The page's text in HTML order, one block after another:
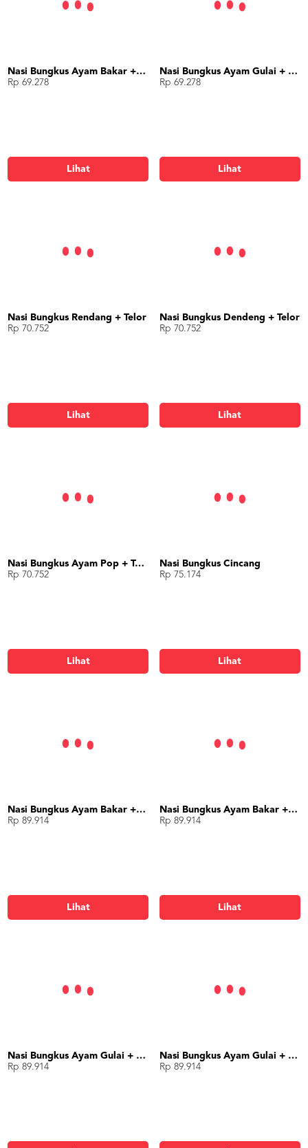
Nasi Bungkus Ayam Bakar + Telor
Rp 69.278
Lihat
Nasi Bungkus Ayam Gulai + Telor
Rp 69.278
Lihat
Nasi Bungkus Rendang + Telor
Rp 70.752
Lihat
Nasi Bungkus Dendeng + Telor
Rp 70.752
Lihat
Nasi Bungkus Ayam Pop + Telor
Rp 70.752
Lihat
Nasi Bungkus Cincang
Rp 75.174
Lihat
Nasi Bungkus Ayam Bakar + Rendang
Rp 89.914
Lihat
Nasi Bungkus Ayam Bakar + Dendeng
Rp 89.914
Lihat
Nasi Bungkus Ayam Gulai + Rendang
Rp 89.914
Nasi Bungkus Ayam Gulai + Dendeng
Rp 89.914